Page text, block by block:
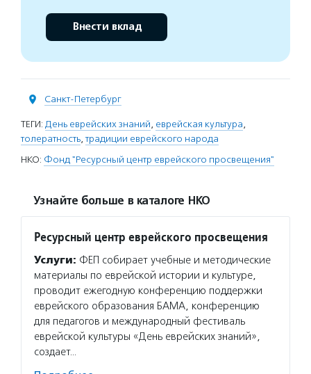
Внести вклад
Санкт-Петербург
ТЕГИ: День еврейских знаний, еврейская культура,
толератность,традиции еврейского народа
НКО: Фонд "Ресурсный центр еврейского просвещения"
Узнайте больше в каталоге НКО
Ресурсный центр еврейского просвещения
Услуги: ФЕП собирает учебные и методические
материалы по еврейской истории и культуре,
проводит ежегодную конференцию поддержки
еврейского образования БАМА, конференцию
для педагогов и международный фестиваль
еврейской культуры «День еврейских знаний»,
создает…